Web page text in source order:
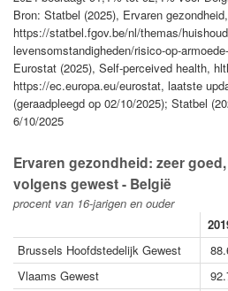
Bron: Statbel (2025), Ervaren gezondheid,
https://statbel.fgov.be/nl/themas/
levensomstandigheden/risico-op-
Eurostat (2025), Self-perceived health,
https://ec.europa.eu/eurostat, laatste
(geraadpleegd op 02/10/2025); Statbel
6/10/2025
Ervaren gezondheid: zeer
volgens gewest - België
procent van 16-jarigen en ouder
Brussels Hoofdstedelijk Gewest
Vlaams Gewest